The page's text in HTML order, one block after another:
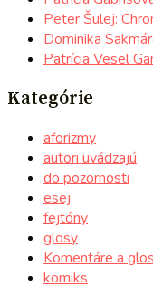
Peter Šulej:
Dominika
Patrícia Vesel
Kategórie
aforizmy
autori uvádzajú
do pozornosti
esej
fejtóny
glosy
Komentáre a
komiks